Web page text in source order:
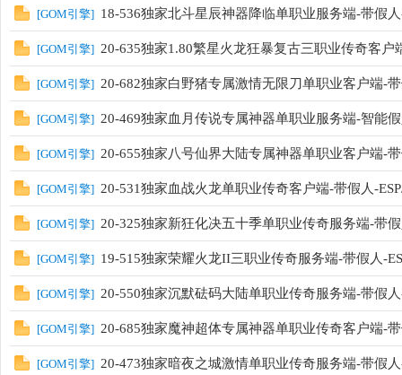
[GOM引擎] 18-536独家北斗星辰神器降临单职业服务端-带假
[GOM引擎] 20-635独家1.80繁星火龙狂暴复古三职业传奇客户
[GOM引擎] 20-682独家白野猪专属激情无限刀单职业客户端-
[GOM引擎] 20-469独家血月传说专属神器单职业服务端-智能
[GOM引擎] 20-655独家八号仙界大陆专属神器单职业客户端-
[GOM引擎] 20-531独家血战火龙单职业传奇客户端-带假人-
[GOM引擎] 20-325独家新狂化决五十季单职业传奇服务端-带
[GOM引擎] 19-515独家荣耀火龙II三职业传奇服务端-带假人-
[GOM引擎] 20-550独家沉默砝码大陆单职业传奇服务端-带假
[GOM引擎] 20-685独家魔神超体专属神器单职业传奇客户端-
[GOM引擎] 20-473独家暗夜之城激情单职业传奇服务端-带假